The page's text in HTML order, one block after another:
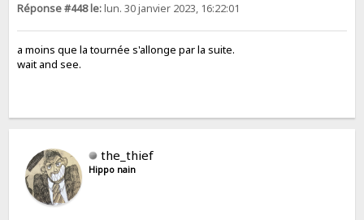
Réponse #448 le:lun. 30 janvier 2023, 16:22:01
a moins que la tournée s'allonge par la suite.
wait and see.
the_thief
Hippo nain